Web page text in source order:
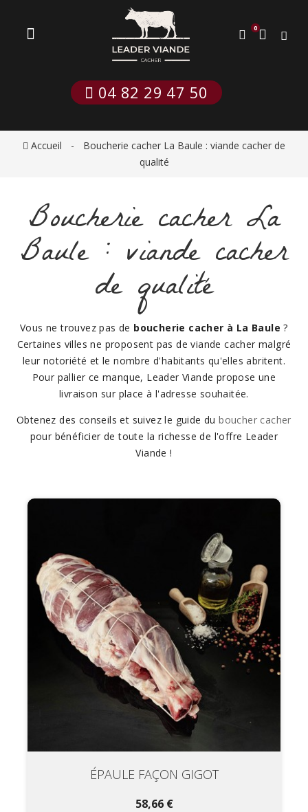
0
04 82 29 47 50
Accueil
Boucherie cacher La Baule : viande cacher de
qualité
Boucherie cacher La
Baule : viande cacher
de qualité
Vous ne trouvez pas de boucherie cacher à La Baule ?
Certaines villes ne proposent pas de viande cacher malgré
leur notoriété et le nombre d'habitants qu'elles abritent.
Pour pallier ce manque, Leader Viande propose une
livraison sur place à l'adresse souhaitée.
Obtenez des conseils et suivez le guide duboucher cacher
pour bénéficier de toute la richesse de l'offre Leader
Viande !
ÉPAULE FAÇON GIGOT
58,66 €